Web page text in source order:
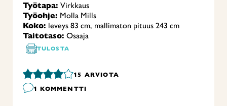
Työtapa: Virkkaus
Työohje: Molla Mills
Koko: leveys 83 cm, mallimaton pituus 243 cm
Taitotaso: Osaaja
TULOSTA
15 ARVIOTA
1 KOMMENTTI